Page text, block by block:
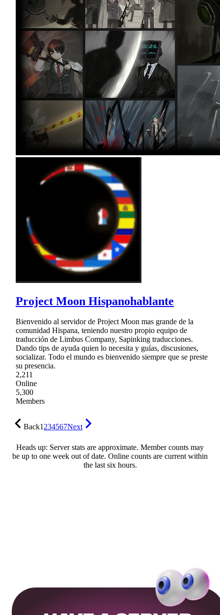
Project Moon Hispanohablante
Bienvenido al servidor de Project Moon mas grande de la
comunidad Hispana, teniendo nuestro propio equipo de
traducción de Limbus Company, Sapinking traducciones.
Dando tips de ayuda quien lo necesita y guías, discusiones,
socializar. Todo el mundo es bienvenido siempre que se preste
su presencia.
2,211
Online
5,300
Members
Back1234567Next
Heads up: Server stats are approximate. Member counts may
be up to one week out of date. Online counts are current within
the last six hours.